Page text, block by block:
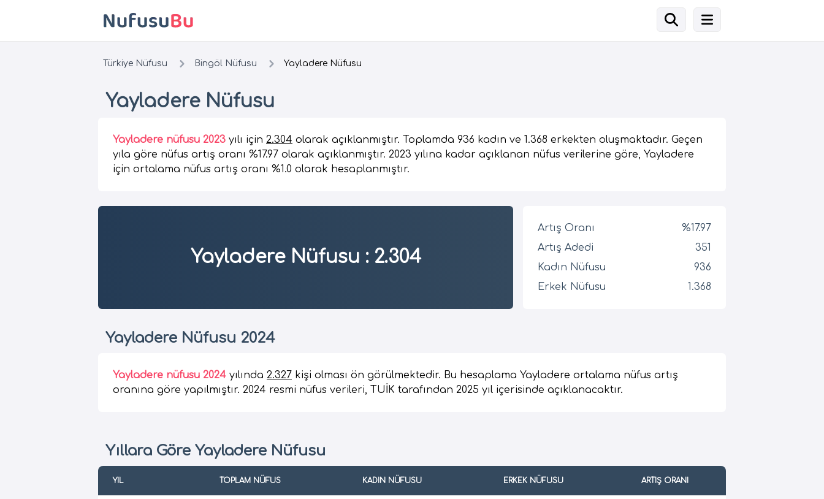
Türkiye Nüfusu Bingöl Nüfusu Yayladere Nüfusu
Yayladere Nüfusu
Yayladere nüfusu 2023 yılı için 2.304 olarak açıklanmıştır. Toplamda 936 kadın ve 1.368 erkekten oluşmaktadır. Geçen
yıla göre nüfus artış oranı %17.97 olarak açıklanmıştır. 2023 yılına kadar açıklanan nüfus verilerine göre, Yayladere
için ortalama nüfus artış oranı %1.0 olarak hesaplanmıştır.
Yayladere Nüfusu : 2.304
Artış Oranı
%17.97
Artış Adedi
351
Kadın Nüfusu
936
Erkek Nüfusu
1.368
Yayladere Nüfusu 2024
Yayladere nüfusu 2024 yılında 2.327 kişi olması ön görülmektedir. Bu hesaplama Yayladere ortalama nüfus artış
oranına göre yapılmıştır. 2024 resmi nüfus verileri, TUİK tarafından 2025 yıl içerisinde açıklanacaktır.
Yıllara Göre Yayladere Nüfusu
YIL TOPLAM NÜFUS KADIN NÜFUSU ERKEK NÜFUSU ARTIŞ ORANI